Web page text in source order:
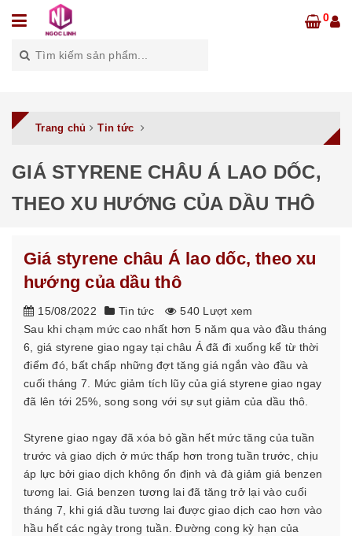
0
Trang chủ Tin tức
GIÁ STYRENE CHÂU Á LAO DỐC,
THEO XU HƯỚNG CỦA DẦU THÔ
Giá styrene châu Á lao dốc, theo xu
hướng của dầu thô
15/08/2022 Tin tức
540 Lượt xem
Sau khi chạm mức cao nhất hơn 5 năm qua vào đầu tháng
6, giá styrene giao ngay tại châu Á đã đi xuống kể từ thời
điểm đó, bất chấp những đợt tăng giá ngắn vào đầu và
cuối tháng 7. Mức giảm tích lũy của giá styrene giao ngay
đã lên tới 25%, song song với sự sụt giảm của dầu thô.
Styrene giao ngay đã xóa bỏ gần hết mức tăng của tuần
trước và giao dịch ở mức thấp hơn trong tuần trước, chịu
áp lực bởi giao dịch không ổn định và đà giảm giá benzen
tương lai. Giá benzen tương lai đã tăng trở lại vào cuối
tháng 7, khi giá dầu tương lai được giao dịch cao hơn vào
hầu hết các ngày trong tuần. Đường cong kỳ hạn của